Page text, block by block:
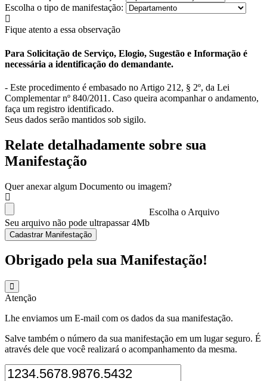
Escolha o tipo de manifestação:
Fique atento a essa observação
Para Solicitação de Serviço, Elogio, Sugestão e Informação é
necessária a identificação do demandante.
- Este procedimento é embasado no Artigo 212, § 2º, da Lei
Complementar nº 840/2011. Caso queira acompanhar o andamento,
faça um registro identificado.
Seus dados serão mantidos sob sigilo.
Relate detalhadamente sobre sua
Manifestação
Quer anexar algum Documento ou imagem?
Escolha o Arquivo
Seu arquivo não pode ultrapassar 4Mb
Cadastrar Manifestação
Obrigado pela sua Manifestação!
Atenção
Lhe enviamos um E-mail com os dados da sua manifestação.
Salve também o número da sua manifestação em um lugar seguro. É
através dele que você realizará o acompanhamento da mesma.